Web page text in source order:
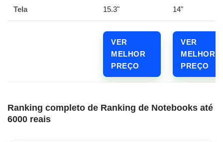
Tela 15.3" 14"
VER
MELHOR
PREÇO
VER
MELHOR
PREÇO
Ranking completo de Ranking de Notebooks até
6000 reais